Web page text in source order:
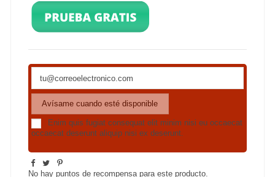
Enim quis fugiat consequat elit minim nisi eu occaecat
occaecat deserunt aliquip nisi ex deserunt.
No hay puntos de recompensa para este producto.